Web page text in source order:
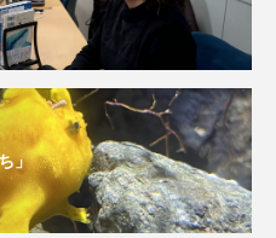
東京湾 栄養
棘皮動物
歴史
水族館 水族館人
」